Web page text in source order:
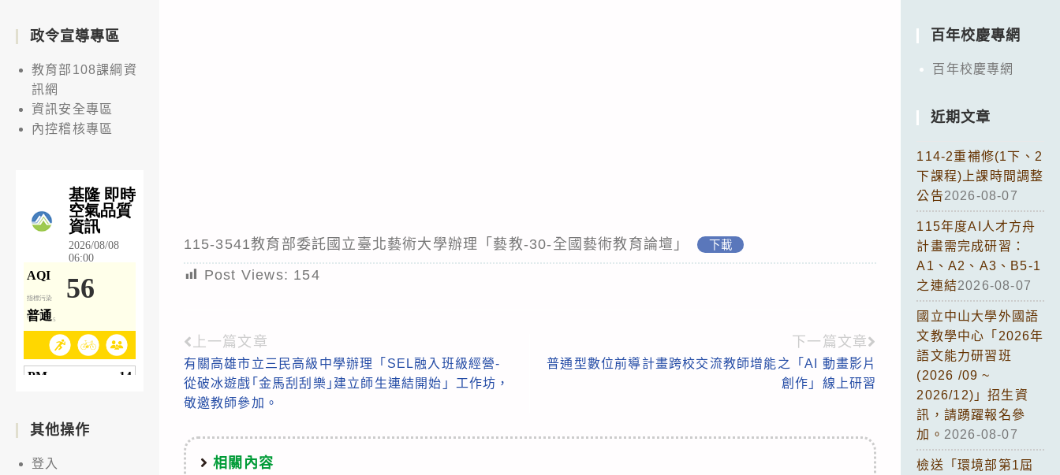
115-3541教育部委託國立臺北藝術大學辦理「藝教-30-全國藝術教育論壇」 下載
Post Views: 154
Read
more
articles
上一篇文章
有關高雄市立三民高級中學辦理「SEL融入班級經營-
從破冰遊戲｢金馬刮刮樂｣建立師生連結開始」工作坊，
敬邀教師參加。
下一篇文章
普通型數位前導計畫跨校交流教師增能之「AI 動畫影片
創作」線上研習
相關內容
政令宣導專區
教育部108課綱資
訊網
資訊安全專區
內控稽核專區
其他操作
登入
百年校慶專網
百年校慶專網
近期文章
114-2重補修(1下、2
下課程)上課時間調整
公告2026-08-07
115年度AI人才方舟
計畫需完成研習：
A1、A2、A3、B5-1
之連結2026-08-07
國立中山大學外國語
文教學中心「2026年
語文能力研習班
(2026 /09 ~
2026/12)」招生資
訊，請踴躍報名參
加。 2026-08-07
檢送「環境部第1屆